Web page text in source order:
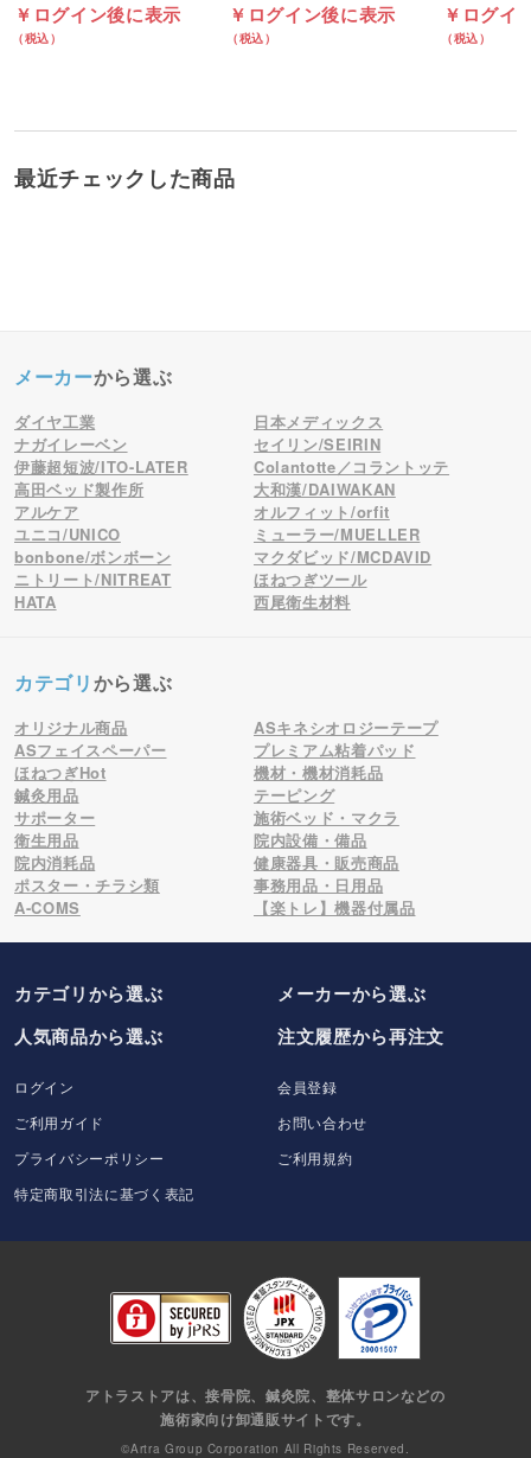
ログイン後に表示 ログイン後に表示 ログイ
最近チェックした商品
メーカーから選ぶ
ダイヤ工業
日本メディックス
ナガイレーベン
セイリン/SEIRIN
伊藤超短波/ITO-LATER
Colantotte／コラントッテ
高田ベッド製作所
大和漢/DAIWAKAN
アルケア
オルフィット/orfit
ユニコ/UNICO
ミューラー/MUELLER
bonbone/ボンボーン
マクダビッド/MCDAVID
ニトリート/NITREAT
ほねつぎツール
HATA
西尾衛生材料
カテゴリから選ぶ
オリジナル商品
ASキネシオロジーテープ
ASフェイスペーパー
プレミアム粘着パッド
ほねつぎHot
機材・機材消耗品
鍼灸用品
テーピング
サポーター
施術ベッド・マクラ
衛生用品
院内設備・備品
院内消耗品
健康器具・販売商品
ポスター・チラシ類
事務用品・日用品
A-COMS
【楽トレ】機器付属品
カテゴリから選ぶ メーカーから選ぶ
人気商品から選ぶ
注文履歴から再注文
ログイン
会員登録
ご利用ガイド
お問い合わせ
プライバシーポリシー
ご利用規約
特定商取引法に基づく表記
アトラストアは、接骨院、鍼灸院、整体サロンなどの
施術家向け卸通販サイトです。
©Artra Group Corporation All Rights Reserved.